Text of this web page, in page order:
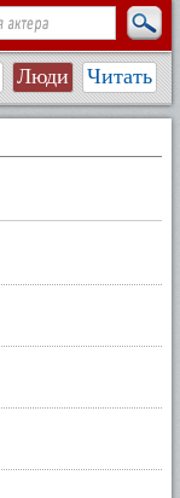
Люди Читать